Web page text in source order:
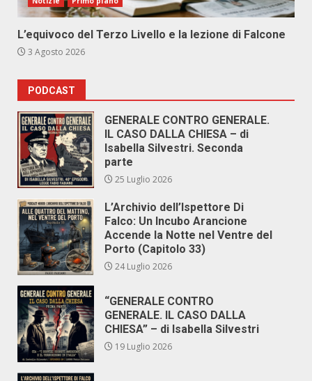
L’equivoco del Terzo Livello e la lezione di Falcone
3 Agosto 2026
PODCAST
GENERALE CONTRO GENERALE.
IL CASO DALLA CHIESA – di
Isabella Silvestri. Seconda
parte
25 Luglio 2026
L’Archivio dell’Ispettore Di
Falco: Un Incubo Arancione
Accende la Notte nel Ventre del
Porto (Capitolo 33)
24 Luglio 2026
“GENERALE CONTRO
GENERALE. IL CASO DALLA
CHIESA” – di Isabella Silvestri
19 Luglio 2026